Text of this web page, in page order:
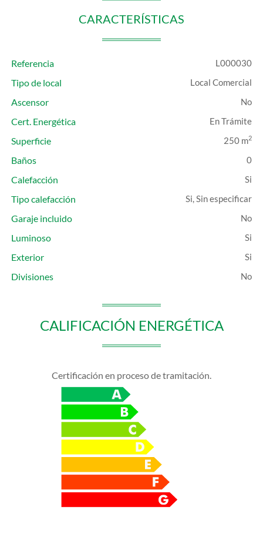
CARACTERÍSTICAS
Referencia L000030
Tipo de local Local Comercial
Ascensor
Cert. Energética
En Trámite
Superficie 250 m2
Baños 0
Calefacción
Tipo calefacción
Si, Sin especificar
Garaje incluido
Luminoso
Exterior
Divisiones
CALIFICACIÓN ENERGÉTICA
Certificación en proceso de tramitación.